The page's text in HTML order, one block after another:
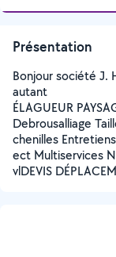
Présentation
Bonjour société J.
autant
ÉLAGUEUR
Debrousalliage
chenilles
ect Multiservices
vlDEVIS